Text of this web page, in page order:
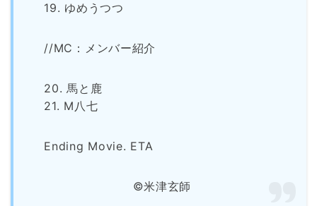
19. ゆめうつつ
//MC：メンバー紹介
20. 馬と鹿
21. M八七
Ending Movie. ETA
©米津玄師